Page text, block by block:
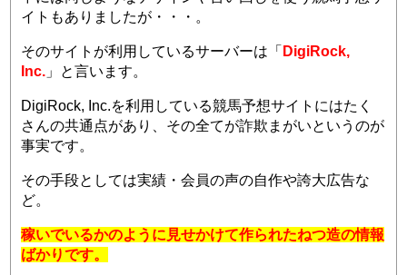
イトもありましたが・・・。
そのサイトが利用しているサーバーは「 DigiRock,
Inc.」と言います。
DigiRock, Inc.を利用している競馬予想サイトにはたく
さんの共通点があり、その全てが詐欺まがいというのが
事実です。
その手段としては実績・会員の声の自作や誇大広告な
ど。
稼いでいるかのように見せかけて作られたねつ造の情報
ばかりです。